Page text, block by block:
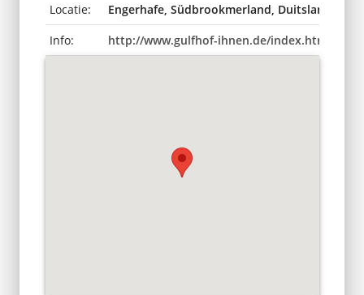
Locatie:
Engerhafe, Südbrookmerland, Duitsland
Info:
http://www.gulfhof-ihnen.de/index.html